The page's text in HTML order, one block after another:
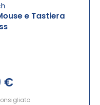
e Tastiera
€